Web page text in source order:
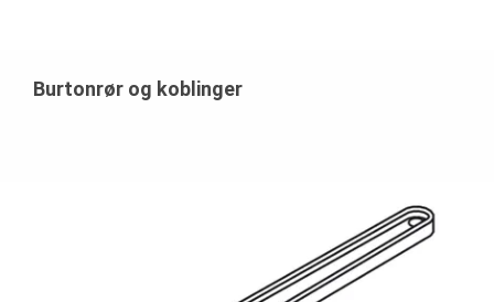
Burtonrør og koblinger